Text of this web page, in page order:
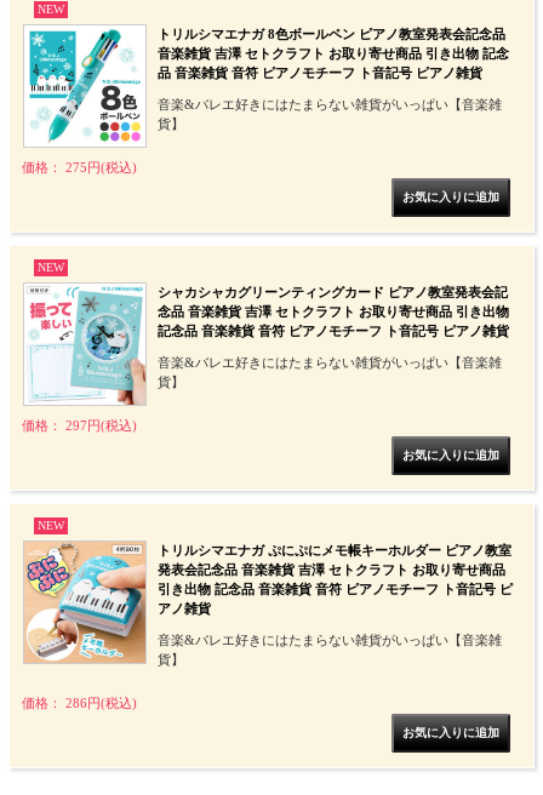
NEW
トリルシマエナガ 8色ボールペン ピアノ教室発表会記念品
音楽雑貨 吉澤 セトクラフト お取り寄せ商品 引き出物 記念
品 音楽雑貨 音符 ピアノモチーフ ト音記号 ピアノ雑貨
音楽&バレエ好きにはたまらない雑貨がいっぱい【音楽雑
貨】
価格： 275円(税込)
NEW
シャカシャカグリーンティングカード ピアノ教室発表会記
念品 音楽雑貨 吉澤 セトクラフト お取り寄せ商品 引き出物
記念品 音楽雑貨 音符 ピアノモチーフ ト音記号 ピアノ雑貨
音楽&バレエ好きにはたまらない雑貨がいっぱい【音楽雑
貨】
価格： 297円(税込)
NEW
トリルシマエナガ ぷにぷにメモ帳キーホルダー ピアノ教室
発表会記念品 音楽雑貨 吉澤 セトクラフト お取り寄せ商品
引き出物 記念品 音楽雑貨 音符 ピアノモチーフ ト音記号 ピ
アノ雑貨
音楽&バレエ好きにはたまらない雑貨がいっぱい【音楽雑
貨】
価格： 286円(税込)